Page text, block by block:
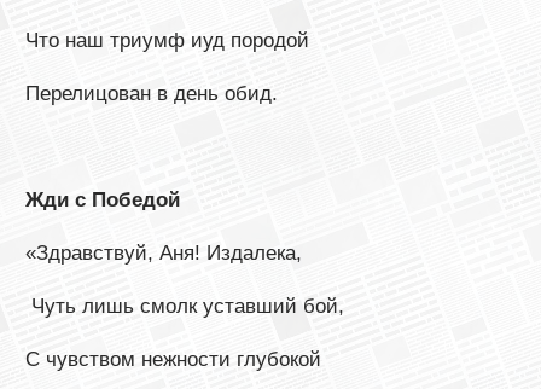
Что наш триумф иуд породой
Перелицован в день обид.
Жди с Победой
«Здравствуй, Аня! Издалека,
Чуть лишь смолк уставший бой,
С чувством нежности глубокой